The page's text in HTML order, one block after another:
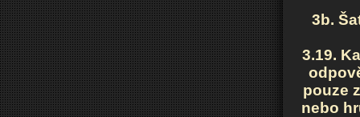
3b.
3.19.
pouze
nebo